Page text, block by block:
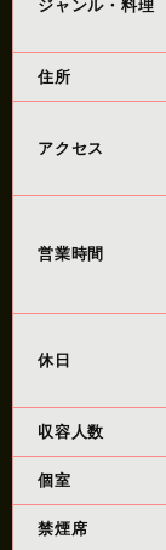
ジャンル・料理
住所
アクセス
営業時間
休日
収容人数
個室
禁煙席